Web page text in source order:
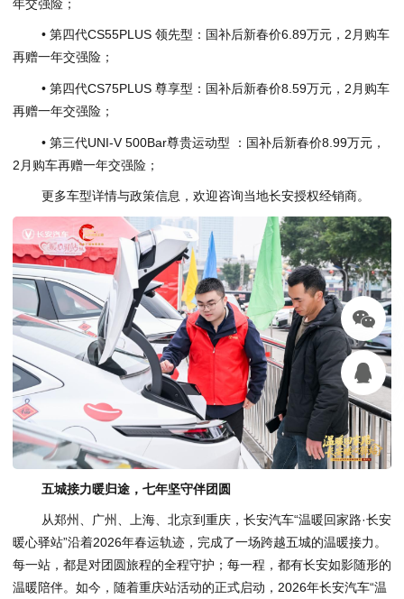
年交强险；
• 第四代CS55PLUS 领先型：国补后新春价6.89万元，2月购车
再赠一年交强险；
• 第四代CS75PLUS 尊享型：国补后新春价8.59万元，2月购车
再赠一年交强险；
• 第三代UNI-V 500Bar尊贵运动型 ：国补后新春价8.99万元，
2月购车再赠一年交强险；
更多车型详情与政策信息，欢迎咨询当地长安授权经销商。
五城接力暖归途，七年坚守伴团圆
从郑州、广州、上海、北京到重庆，长安汽车“温暖回家路·长安
暖心驿站”沿着2026年春运轨迹，完成了一场跨越五城的温暖接力。
每一站，都是对团圆旅程的全程守护；每一程，都有长安如影随形的
温暖陪伴。如今，随着重庆站活动的正式启动，2026年长安汽车“温